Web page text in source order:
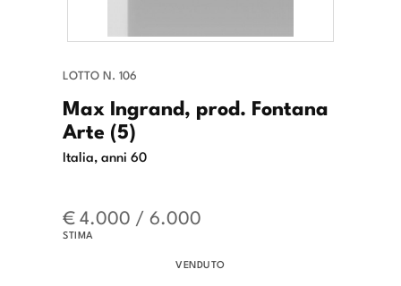
LOTTO N. 106
Max Ingrand, prod. Fontana
Arte (5)
Italia, anni 60
€ 4.000 / 6.000
STIMA
VENDUTO